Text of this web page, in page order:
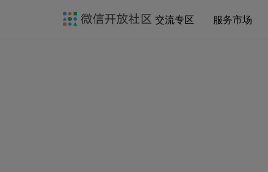
交流专区 服务市场